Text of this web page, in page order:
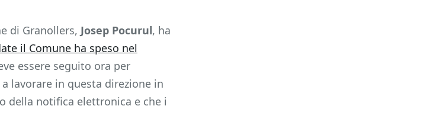
di Granollers, Josep Pocurul, ha
il Comune ha speso nel
essere seguito ora per
lavorare in questa direzione in
della notifica elettronica e che i